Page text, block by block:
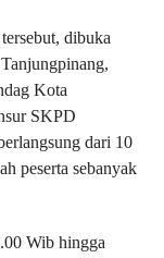
dibuka
Kota
SKPD
dari 10
peserta sebanyak
Wib hingga